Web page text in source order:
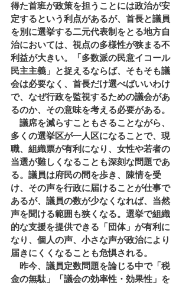
得た首班が政策を担うことには政治が安
定するという利点があるが、首長と議員
を別に選挙する二元代表制をとる地方自
治においては、視点の多様性が狭まる不
利益が大きい。「多数派の民意イコール
民主主義」と捉えるならば、そもそも議
会は必要なく、首長だけ選べばいいわけ
で、なぜ行政を監視するための議会があ
るのか、その意味を考える必要がある。
議席を減らすこともさることながら、
多くの選挙区が一人区になることで、現
職、組織票が有利になり、女性や若者の
当選が難しくなることも深刻な問題であ
る。議員は府民の間を歩き、陳情を受
け、その声を行政に届けることが仕事で
あるが、議員の数が少なくなれば、当然
声を聞ける範囲も狭くなる。選挙で組織
的な支援を提供できる「団体」が有利に
なり、個人の声、小さな声が政治により
届きにくくなることも危惧される。
昨今、議員定数問題を論じる中で「税
金の無駄」「議会の効率性・効果性」を